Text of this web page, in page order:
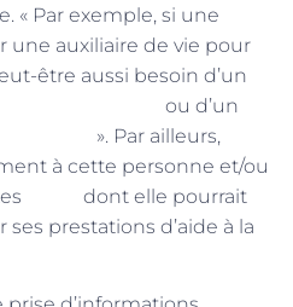
« Par exemple, si une
une auxiliaire de vie pour
être aussi besoin d’un
ou d’un
». Par ailleurs,
à cette personne et/ou
dont elle pourrait
prestations d’aide à la